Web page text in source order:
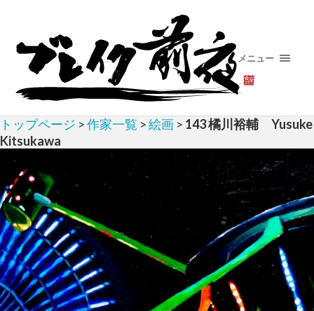
メニュー
トップページ >作家一覧 >絵画 > 143 橘川裕輔 Yusuke
Kitsukawa